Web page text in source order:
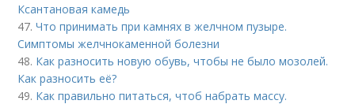
Ксантановая камедь
47.Что принимать при камнях в желчном пузыре.
Симптомы желчнокаменной болезни
48. Как разносить новую обувь, чтобы не было мозолей.
Как разносить её?
49. Как правильно питаться, чтоб набрать массу.